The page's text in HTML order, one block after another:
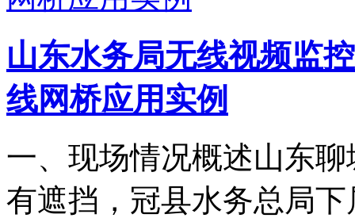
山东水务局无线视频监
线网桥应用实例
一、现场情况概述山东
有遮挡，冠县水务总局